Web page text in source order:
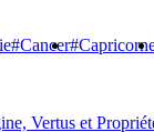
#Cancer